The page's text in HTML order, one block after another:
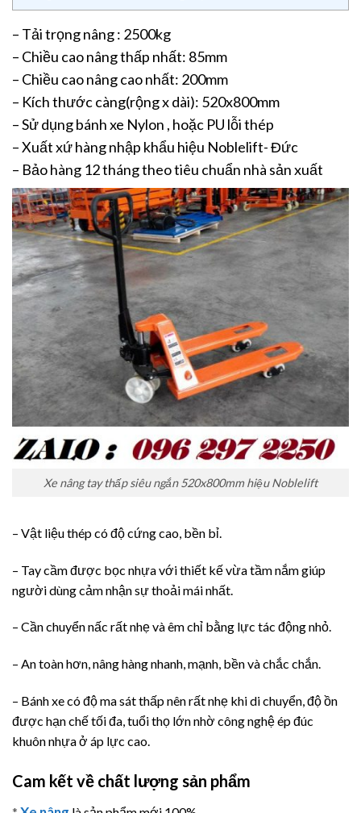
– Tải trọng nâng : 2500kg
– Chiều cao nâng thấp nhất: 85mm
– Chiều cao nâng cao nhất: 200mm
– Kích thước càng(rộng x dài): 520x800mm
– Sử dụng bánh xe Nylon , hoặc PU lỗi thép
– Xuất xứ hàng nhập khẩu hiệu Noblelift- Đức
– Bảo hàng 12 tháng theo tiêu chuẩn nhà sản xuất
Xe nâng tay thấp siêu ngắn 520x800mm hiệu Noblelift
– Vật liệu thép có độ cứng cao, bền bỉ.
– Tay cầm được bọc nhựa với thiết kế vừa tầm nắm giúp
người dùng cảm nhận sự thoải mái nhất.
– Cần chuyển nấc rất nhẹ và êm chỉ bằng lực tác động nhỏ.
– An toàn hơn, nâng hàng nhanh, mạnh, bền và chắc chắn.
– Bánh xe có độ ma sát thấp nên rất nhẹ khi di chuyển, độ ồn
được hạn chế tối đa, tuổi thọ lớn nhờ công nghệ ép đúc
khuôn nhựa ở áp lực cao.
Cam kết về chất lượng sản phẩm